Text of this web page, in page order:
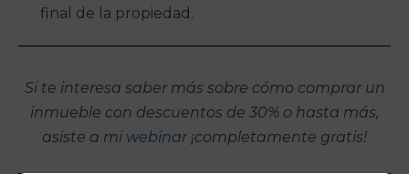
final de la propiedad.
Si te interesa saber más sobre cómo comprar un
inmueble con descuentos de 30% o hasta más,
asiste a mi webinar¡completamente gratis!